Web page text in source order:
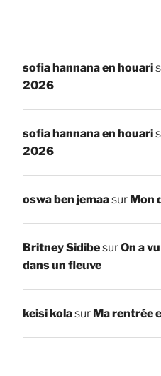
sofia hannana en houari
2026
sofia hannana en houari
2026
oswa ben jemaasur Mon
Britney SidibesurOn a
dans un fleuve
keisi kolasur Ma rentrée